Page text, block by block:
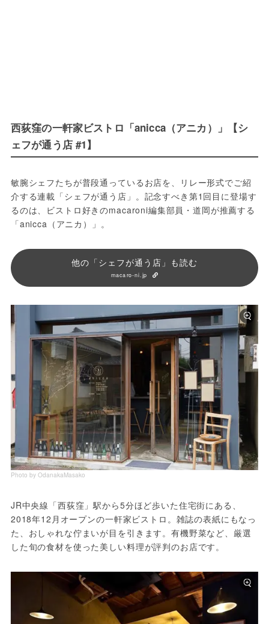
西荻窪の一軒家ビストロ「anicca（アニカ）」【シ
ェフが通う店 #1】
敏腕シェフたちが普段通っているお店を、リレー形式でご紹
介する連載「シェフが通う店」。記念すべき第1回目に登場す
るのは、ビストロ好きのmacaroni編集部員・道岡が推薦する
「anicca（アニカ）」。
他の「シェフが通う店」も読む
macaro-ni.jp
Photo by OdanakaMasako
JR中央線「西荻窪」駅から5分ほど歩いた住宅街にある、
2018年12月オープンの一軒家ビストロ。雑誌の表紙にもなっ
た、おしゃれな佇まいが目を引きます。有機野菜など、厳選
した旬の食材を使った美しい料理が評判のお店です。